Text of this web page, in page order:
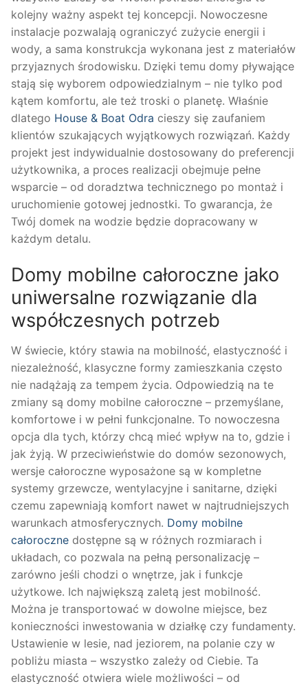
kolejny ważny aspekt tej koncepcji. Nowoczesne
instalacje pozwalają ograniczyć zużycie energii i
wody, a sama konstrukcja wykonana jest z materiałów
przyjaznych środowisku. Dzięki temu domy pływające
stają się wyborem odpowiedzialnym – nie tylko pod
kątem komfortu, ale też troski o planetę. Właśnie
dlatego House & Boat Odra cieszy się zaufaniem
klientów szukających wyjątkowych rozwiązań. Każdy
projekt jest indywidualnie dostosowany do preferencji
użytkownika, a proces realizacji obejmuje pełne
wsparcie – od doradztwa technicznego po montaż i
uruchomienie gotowej jednostki. To gwarancja, że
Twój domek na wodzie będzie dopracowany w
każdym detalu.
Domy mobilne całoroczne jako
uniwersalne rozwiązanie dla
współczesnych potrzeb
W świecie, który stawia na mobilność, elastyczność i
niezależność, klasyczne formy zamieszkania często
nie nadążają za tempem życia. Odpowiedzią na te
zmiany są domy mobilne całoroczne – przemyślane,
komfortowe i w pełni funkcjonalne. To nowoczesna
opcja dla tych, którzy chcą mieć wpływ na to, gdzie i
jak żyją. W przeciwieństwie do domów sezonowych,
wersje całoroczne wyposażone są w kompletne
systemy grzewcze, wentylacyjne i sanitarne, dzięki
czemu zapewniają komfort nawet w najtrudniejszych
warunkach atmosferycznych. Domy mobilne
całoroczne dostępne są w różnych rozmiarach i
układach, co pozwala na pełną personalizację –
zarówno jeśli chodzi o wnętrze, jak i funkcje
użytkowe. Ich największą zaletą jest mobilność.
Można je transportować w dowolne miejsce, bez
konieczności inwestowania w działkę czy fundamenty.
Ustawienie w lesie, nad jeziorem, na polanie czy w
pobliżu miasta – wszystko zależy od Ciebie. Ta
elastyczność otwiera wiele możliwości – od